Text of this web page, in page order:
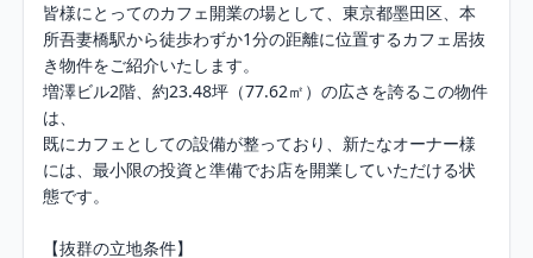
皆様にとってのカフェ開業の場として、東京都墨田区、本
所吾妻橋駅から徒歩わずか1分の距離に位置するカフェ居抜
き物件をご紹介いたします。
増澤ビル2階、約23.48坪（77.62㎡）の広さを誇るこの物件
は、
既にカフェとしての設備が整っており、新たなオーナー様
には、最小限の投資と準備でお店を開業していただける状
態です。
【抜群の立地条件】